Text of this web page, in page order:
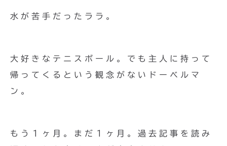
水が苦手だったララ。
大好きなテニスボール。でも主人に持って
帰ってくるという観念がないドーベルマ
ン。
もう１ヶ月。まだ１ヶ月。過去記事を読み